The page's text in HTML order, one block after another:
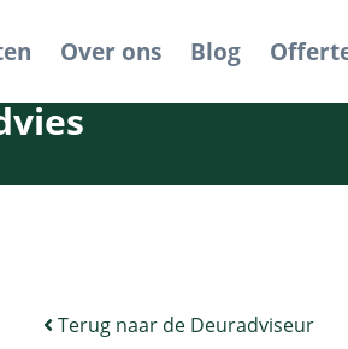
Over ons Blog
Terug naar de Deuradviseur